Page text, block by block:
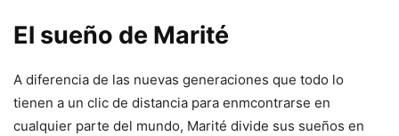
El sueño de Marité
A diferencia de las nuevas generaciones que todo lo
tienen a un clic de distancia para enmcontrarse en
cualquier parte del mundo, Marité divide sus sueños en